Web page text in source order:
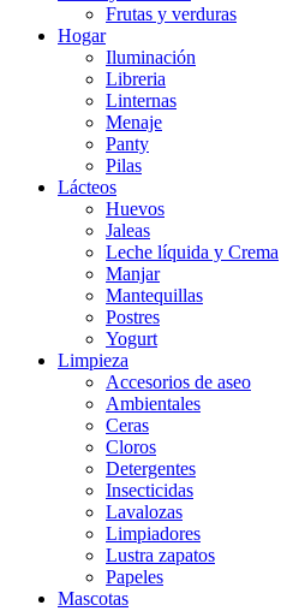
Frutas y verduras
Hogar
Iluminación
Libreria
Linternas
Menaje
Panty
Pilas
Lácteos
Huevos
Jaleas
Leche líquida y Crema
Manjar
Mantequillas
Postres
Yogurt
Limpieza
Accesorios de aseo
Ambientales
Ceras
Cloros
Detergentes
Insecticidas
Lavalozas
Limpiadores
Lustra zapatos
Papeles
Mascotas